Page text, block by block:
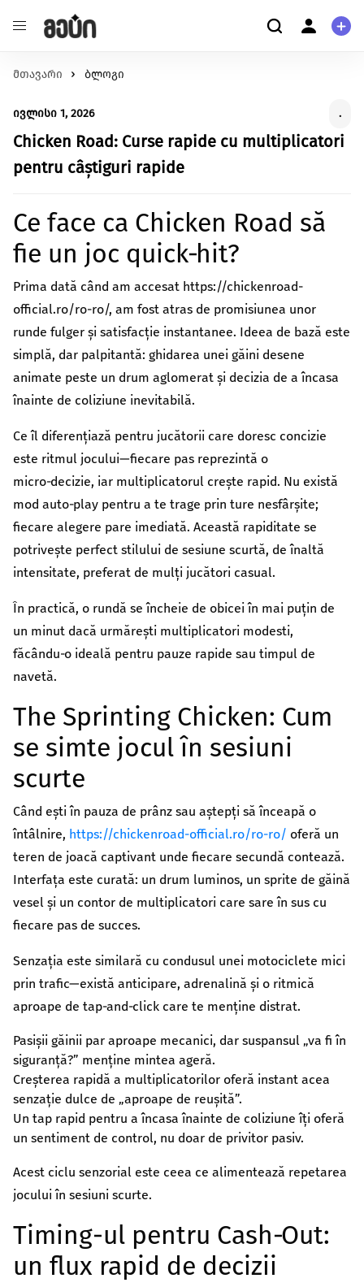
განათლება
ხელმისაწვდომობა
ჯანმრთელობა
შექმენი გარემო უკეთესი მენტალური და ფიზიკური
ჯანმრთელობისთვის.
იზრუნე დედამიწის მომავლზე და დაუჭირე მხარი
გარემოსდაცვით ინიციატივებს
სტარტაპი
გააძლიერე უნიკალური პროდუქტები და შექმენი
ინოვაციები.
იზრუნე ცხოველების უკეთეს გარემოზე
კულტურა/ხელოვნება
შექმენი კულტურულ სივრცეები, განავითარე
კრეატიულობა შენს თემში
გაეცი მეტი
თქვენი მხარდაჭერით შევძლებთ მეტი
ცვლილებისა და მეტი განვითარების
უზრუნველყოფას
ყველა ინიციატივა
ჩვენ შესახებ
მომხმარებელი
კითხვა-პასუხი
პერსონალური ინფორმაცია
გაეცანი სახელმძღვანელოს ქრაუდფანდინგის
შესახებ
წაიკითხე მეტი
მთავარი ბლოგი
Chicken Road: Curse rapide cu multiplicatori
pentru câștiguri rapide
ივლისი 1, 2026 .
Ce face ca Chicken Road să
fie un joc quick‑hit?
Prima dată când am accesat https://chickenroad-
official.ro/ro-ro/, am fost atras de promisiunea unor
runde fulger și satisfacție instantanee. Ideea de bază este
simplă, dar palpitantă: ghidarea unei găini desene
animate peste un drum aglomerat și decizia de a încasa
înainte de coliziune inevitabilă.
Ce îl diferențiază pentru jucătorii care doresc concizie
este ritmul jocului—fiecare pas reprezintă o
micro‑decizie, iar multiplicatorul crește rapid. Nu există
mod auto‑play pentru a te trage prin ture nesfârșite;
fiecare alegere pare imediată. Această rapiditate se
potrivește perfect stilului de sesiune scurtă, de înaltă
intensitate, preferat de mulți jucători casual.
În practică, o rundă se încheie de obicei în mai puțin de
un minut dacă urmărești multiplicatori modesti,
făcându‑o ideală pentru pauze rapide sau timpul de
navetă.
The Sprinting Chicken: Cum
se simte jocul în sesiuni
scurte
Când ești în pauza de prânz sau aștepți să înceapă o
întâlnire, https://chickenroad-official.ro/ro-ro/ oferă un
teren de joacă captivant unde fiecare secundă contează.
Interfața este curată: un drum luminos, un sprite de găină
vesel și un contor de multiplicatori care sare în sus cu
fiecare pas de succes.
Senzația este similară cu condusul unei motociclete mici
prin trafic—există anticipare, adrenalină și o ritmică
aproape de tap‑and‑click care te menține distrat.
Pasișii găinii par aproape mecanici, dar suspansul „va fi în
siguranță?” menține mintea ageră.
Creșterea rapidă a multiplicatorilor oferă instant acea
senzație dulce de „aproape de reușită”.
Un tap rapid pentru a încasa înainte de coliziune îți oferă
un sentiment de control, nu doar de privitor pasiv.
Acest ciclu senzorial este ceea ce alimentează repetarea
jocului în sesiuni scurte.
Timing-ul pentru Cash‑Out:
un flux rapid de decizii